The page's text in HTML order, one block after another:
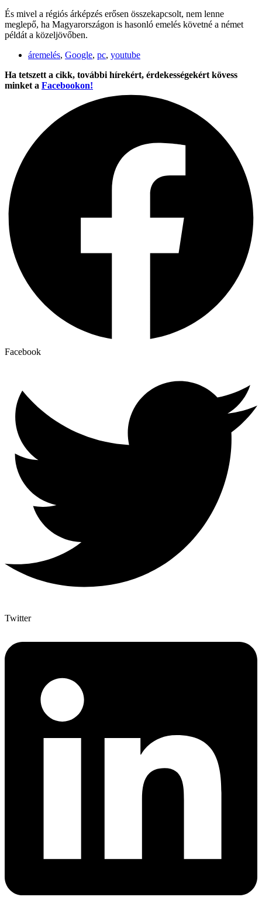
És mivel a régiós árképzés erősen összekapcsolt, nem lenne
meglepő, ha Magyarországon is hasonló emelés követné a német
példát a közeljövőben.
áremelés, Google, pc, youtube
Ha tetszett a cikk, további hírekért, érdekességekért kövess
minket a Facebookon!
Facebook
Twitter